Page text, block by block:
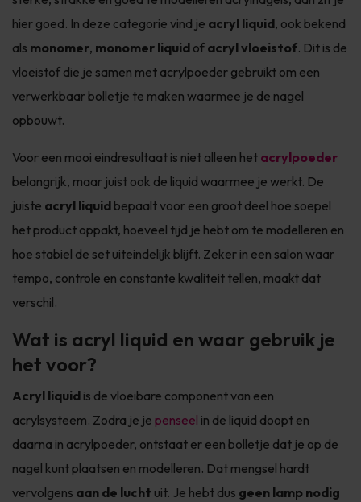
hier goed. In deze categorie vind je acryl liquid, ook bekend
als monomer, monomer liquid of acryl vloeistof. Dit is de
vloeistof die je samen met acrylpoeder gebruikt om een
verwerkbaar bolletje te maken waarmee je de nagel
opbouwt.
Voor een mooi eindresultaat is niet alleen het acrylpoeder
belangrijk, maar juist ook de liquid waarmee je werkt. De
juiste acryl liquidbepaalt voor een groot deel hoe soepel
het product oppakt, hoeveel tijd je hebt om te modelleren en
hoe stabiel de set uiteindelijk blijft. Zeker in een salon waar
tempo, controle en constante kwaliteit tellen, maakt dat
verschil.
Wat is acryl liquid en waar gebruik je
het voor?
Acryl liquid is de vloeibare component van een
acrylsysteem. Zodra je je penseel in de liquid doopt en
daarna in acrylpoeder, ontstaat er een bolletje dat je op de
nagel kunt plaatsen en modelleren. Dat mengsel hardt
vervolgens aan de lucht uit. Je hebt dus geen lamp nodig